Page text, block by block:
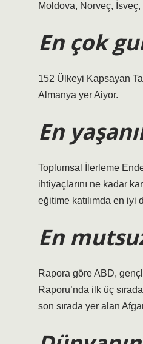
Moldova, Norveç,
En çok
152 Ülkeyi Kapsayan
Almanya yer Aiyor.
En
Toplumsal İlerleme
ihtiyaçlarını ne kadar
eğitime katılımda en
En
Rapora göre ABD,
Raporu’nda ilk üç
son sırada yer alan